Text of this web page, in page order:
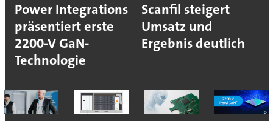
Power Integrations
präsentiert erste
2200-V GaN-
Technologie
Scanfil steigert
Umsatz und
Ergebnis deutlich